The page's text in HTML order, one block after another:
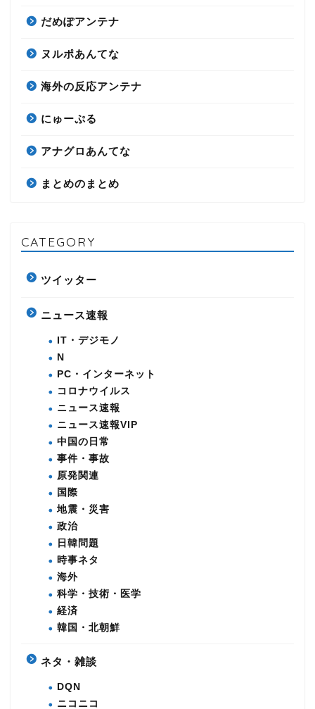
だめぽアンテナ
ヌルポあんてな
海外の反応アンテナ
にゅーぷる
アナグロあんてな
まとめのまとめ
CATEGORY
ツイッター
ニュース速報
IT・デジモノ
N
PC・インターネット
コロナウイルス
ニュース速報
ニュース速報VIP
中国の日常
事件・事故
原発関連
国際
地震・災害
政治
日韓問題
時事ネタ
海外
科学・技術・医学
経済
韓国・北朝鮮
ネタ・雑談
DQN
ニコニコ